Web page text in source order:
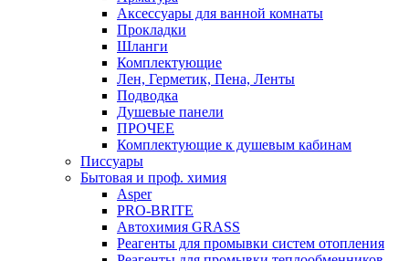
Аксессуары для ванной комнаты
Прокладки
Шланги
Комплектующие
Лен, Герметик, Пена, Ленты
Подводка
Душевые панели
ПРОЧЕЕ
Комплектующие к душевым кабинам
Писсуары
Бытовая и проф. химия
Asper
PRO-BRITE
Автохимия GRASS
Реагенты для промывки систем отопления